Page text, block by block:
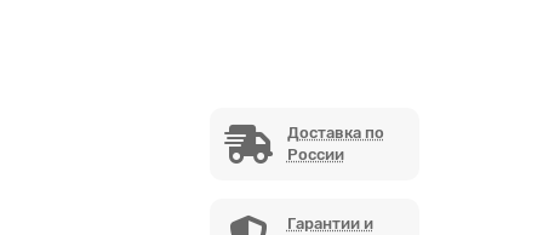
Доставка по
России
Гарантии и